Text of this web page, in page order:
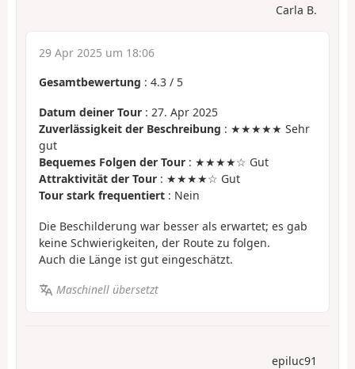
Carla B.
29 Apr 2025 um 18:06
Gesamtbewertung : 4.3 / 5
Datum deiner Tour : 27. Apr 2025
Zuverlässigkeit der Beschreibung : ★★★★★ Sehr
gut
Bequemes Folgen der Tour : ★★★★☆ Gut
Attraktivität der Tour : ★★★★☆ Gut
Tour stark frequentiert : Nein
Die Beschilderung war besser als erwartet; es gab
keine Schwierigkeiten, der Route zu folgen.
Auch die Länge ist gut eingeschätzt.
Maschinell übersetzt
epiluc91